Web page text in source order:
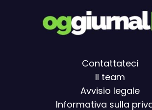
Contattateci
Il team
Avvisio legale
Informativa sulla